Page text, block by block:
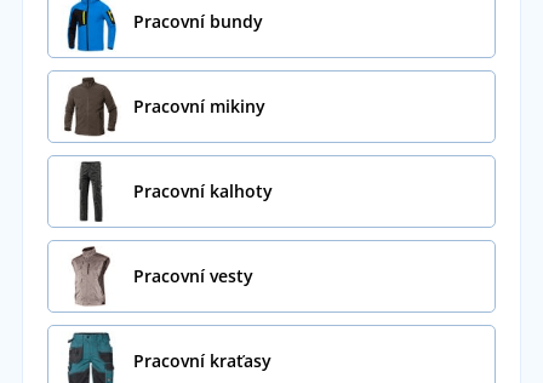
Pracovní bundy
Pracovní mikiny
Pracovní kalhoty
Pracovní vesty
Pracovní kraťasy